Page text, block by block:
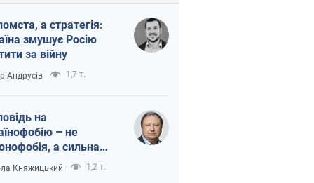
а стратегія:
змушує Росію
за війну
Андрусів 1,7 т.
на
– не
а сильна
держава
Княжицький 1,2 т.